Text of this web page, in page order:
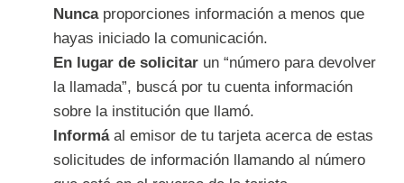
Nuncaproporciones información a menos que
hayas iniciado la comunicación.
En lugar de solicitar un “número para devolver
la llamada”, buscá por tu cuenta información
sobre la institución que llamó.
Informá al emisor de tu tarjeta acerca de estas
solicitudes de información llamando al número